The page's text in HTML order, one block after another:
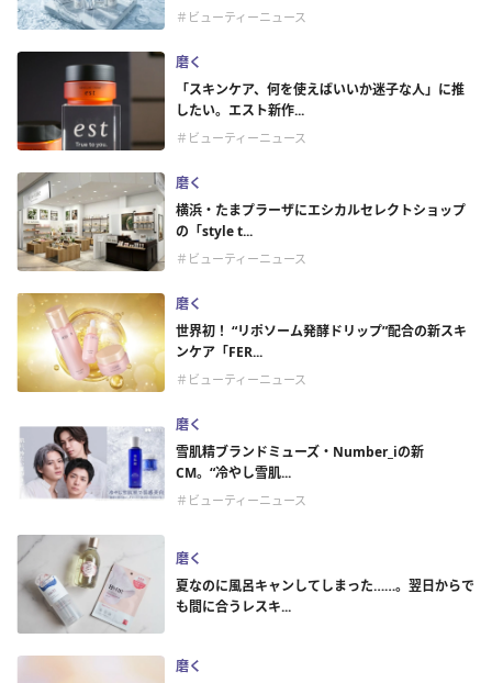
＃ビューティーニュース
磨く
「スキンケア、何を使えばいいか迷子な人」に推
したい。エスト新作...
＃ビューティーニュース
磨く
横浜・たまプラーザにエシカルセレクトショップ
の「style t...
＃ビューティーニュース
磨く
世界初！ “リポソーム発酵ドリップ”配合の新スキ
ンケア「FER...
＃ビューティーニュース
磨く
雪肌精ブランドミューズ・Number_iの新
CM。“冷やし雪肌...
＃ビューティーニュース
磨く
夏なのに風呂キャンしてしまった……。翌日からで
も間に合うレスキ...
磨く